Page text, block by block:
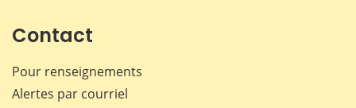
Contact
Pour renseignements
Alertes par courriel